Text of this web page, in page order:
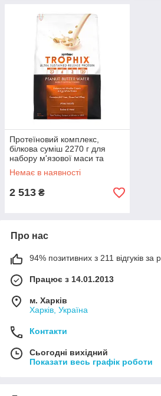
Протеїновий комплекс,
білкова суміш 2270 г для
набору м'язової маси та
відновлення Syntrax Trophix
Немає в наявності
2 513 ₴
Про нас
94% позитивних з 211 відгуків за
Працює з 14.01.2013
м. Харків
Харків, Україна
Контакти
Сьогодні вихідний
Показати весь графік роботи